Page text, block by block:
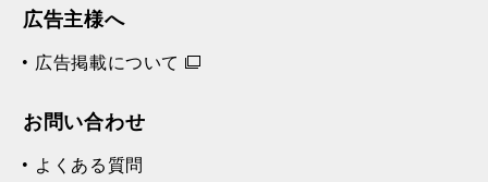
広告主様へ
広告掲載について
お問い合わせ
よくある質問